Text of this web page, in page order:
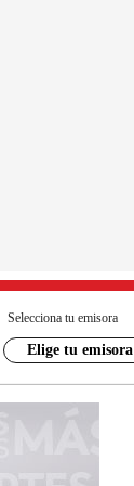
Selecciona tu emisora
Elige tu emisora